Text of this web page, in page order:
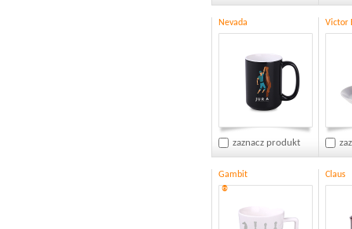
Nevada
zaznacz produkt
Victor
Gambit
®
Claus